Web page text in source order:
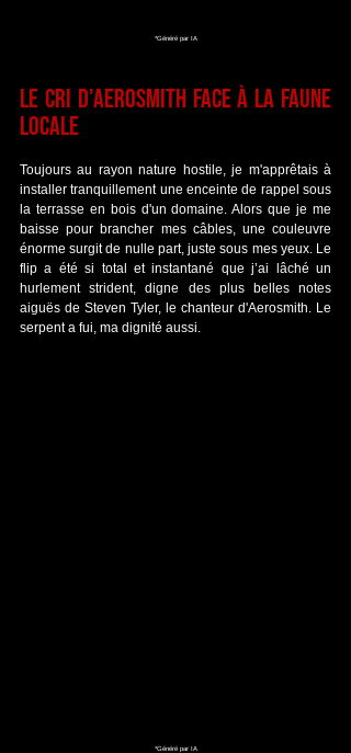
*Généré par IA
Le cri d'Aerosmith face à la faune
locale
Toujours au rayon nature hostile, je m'apprêtais à
installer tranquillement une enceinte de rappel sous
la terrasse en bois d'un domaine. Alors que je me
baisse pour brancher mes câbles, une couleuvre
énorme surgit de nulle part, juste sous mes yeux. Le
flip a été si total et instantané que j’ai lâché un
hurlement strident, digne des plus belles notes
aiguës de Steven Tyler, le chanteur d'Aerosmith. Le
serpent a fui, ma dignité aussi.
*Généré par IA